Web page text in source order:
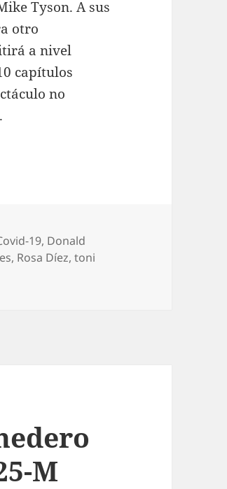
Tyson. A sus
otro
a nivel
capítulos
no
19, Donald
, Rosa Díez,toni
M